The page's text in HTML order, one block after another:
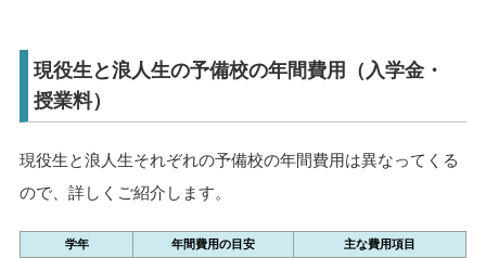
現役生と浪人生の予備校の年間費用（入学金・
授業料）
現役生と浪人生それぞれの予備校の年間費用は異なってくる
ので、詳しくご紹介します。
学年 年間費用の目安
主な費用項目